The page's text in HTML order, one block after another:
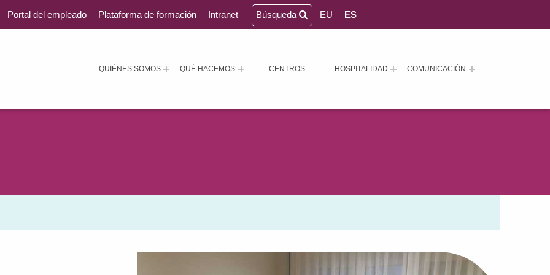
QUIÉNES SOMOS QUÉ HACEMOS CENTROS HOSPITALIDAD COMUNICACIÓN
Portal del empleado Plataforma de formación Intranet Búsqueda EU ES